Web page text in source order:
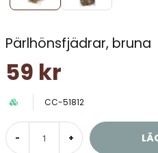
Pärlhönsfjädrar, bruna
59 kr
CC-51812
- +